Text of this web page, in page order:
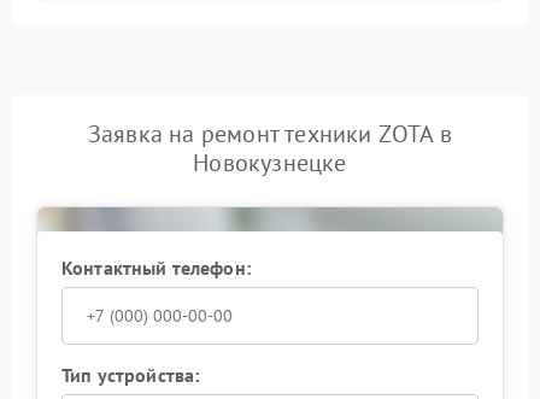
Заявка на ремонт техники ZOTA в
Новокузнецке
Контактный телефон:
Тип устройства: